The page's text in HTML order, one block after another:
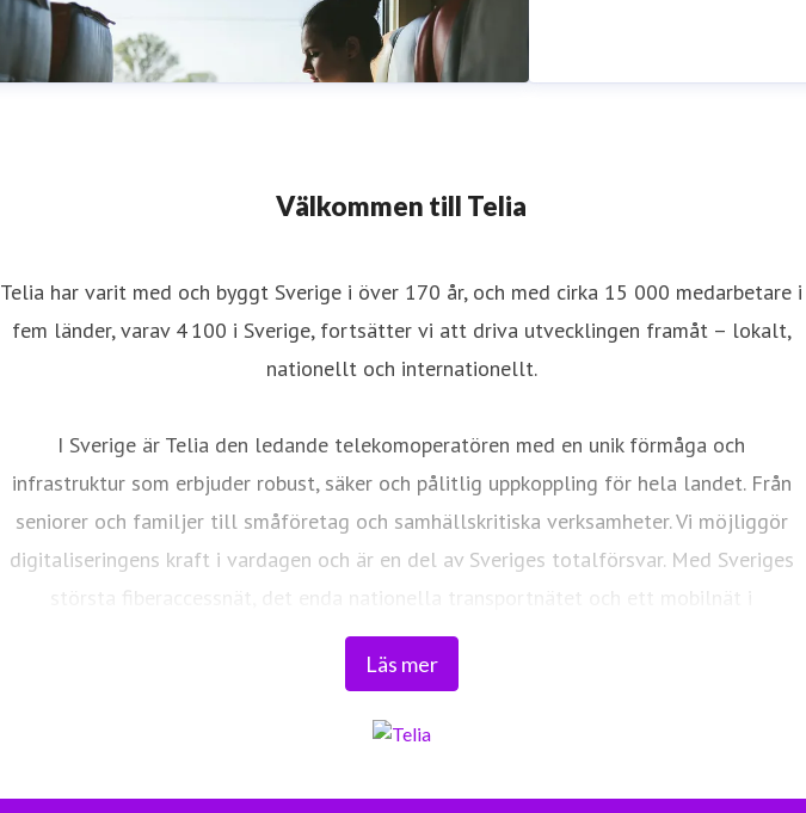
Välkommen till Telia
Läs mer
Telia har varit med och byggt Sverige i över 170 år, och med cirka 15 000 medarbetare i
fem länder, varav 4 100 i Sverige, fortsätter vi att driva utvecklingen framåt – lokalt,
nationellt och internationellt.
I Sverige är Telia den ledande telekomoperatören med en unik förmåga och
infrastruktur som erbjuder robust, säker och pålitlig uppkoppling för hela landet. Från
seniorer och familjer till småföretag och samhällskritiska verksamheter. Vi möjliggör
digitaliseringens kraft i vardagen och är en del av Sveriges totalförsvar. Med Sveriges
största fiberaccessnät, det enda nationella transportnätet och ett mobilnät i
världsklass skapar vi en enklare, smartare och mer meningsfull vardag och framtid.